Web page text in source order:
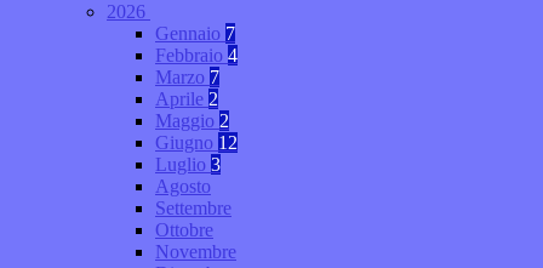
2026
Gennaio 7
Febbraio 4
Marzo 7
Aprile 2
Maggio 2
Giugno 12
Luglio 3
Agosto
Settembre
Ottobre
Novembre